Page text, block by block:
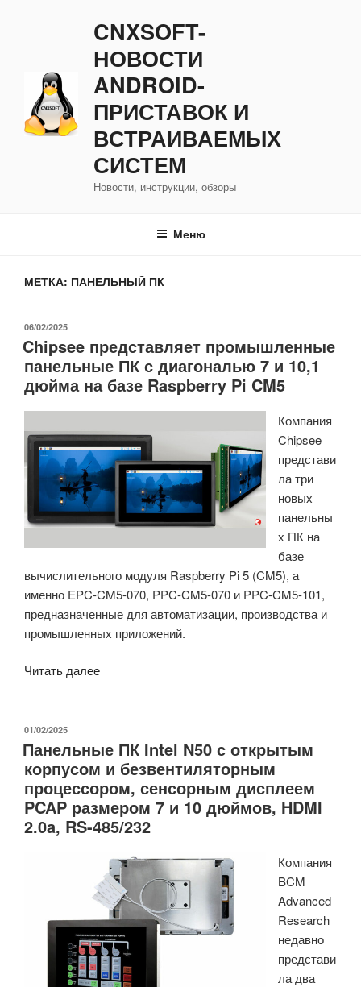
CNXSOFT-
НОВОСТИ
ANDROID-
ПРИСТАВОК И
ВСТРАИВАЕМЫХ
СИСТЕМ
Новости, инструкции, обзоры
Меню
МЕТКА: ПАНЕЛЬНЫЙ ПК
ОПУБЛИКОВАНО
06/02/2025
Chipsee представляет промышленные
панельные ПК с диагональю 7 и 10,1
дюйма на базе Raspberry Pi CM5
Компания
Chipsee
представи
ла три
новых
панельны
х ПК на
базе
вычислительного модуля Raspberry Pi 5 (CM5), а
именно EPC-CM5-070, PPC-CM5-070 и PPC-CM5-101,
предназначенные для автоматизации, производства и
промышленных приложений.
Читать далее«Chipsee
ПК
с
диагональю
7
и
дюйма
на
базе
Raspberry
Pi
CM5»
ОПУБЛИКОВАНО
01/02/2025
Панельные ПК Intel N50 с открытым
корпусом и безвентиляторным
процессором, сенсорным дисплеем
PCAP размером 7 и 10 дюймов, HDMI
2.0a, RS-485/232
Компания
BCM
Advanced
Research
недавно
представи
ла два